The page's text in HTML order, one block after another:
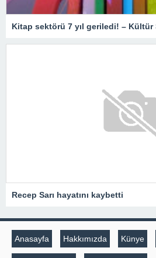
Kitap sektörü 7 yıl geriledi! – Kültür
Recep Sarı hayatını kaybetti
Anasayfa Hakkımızda Künye